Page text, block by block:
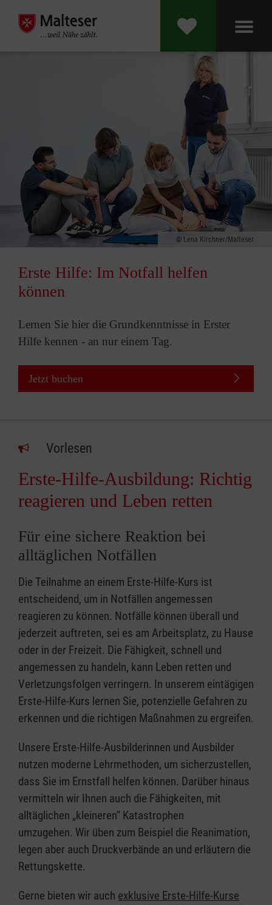
Lena Kirchner/Malteser
Erste Hilfe: Im Notfall helfen
können
Lernen Sie hier die Grundkenntnisse in Erster
Hilfe kennen - an nur einem Tag.
Jetzt buchen
Vorlesen
Erste-Hilfe-Ausbildung: Richtig
reagieren und Leben retten
Für eine sichere Reaktion bei
alltäglichen Notfällen
Die Teilnahme an einem Erste-Hilfe-Kurs ist
entscheidend, um in Notfällen angemessen
reagieren zu können. Notfälle können überall und
jederzeit auftreten, sei es am Arbeitsplatz, zu Hause
oder in der Freizeit. Die Fähigkeit, schnell und
angemessen zu handeln, kann Leben retten und
Verletzungsfolgen verringern. In unserem eintägigen
Erste-Hilfe-Kurs lernen Sie, potenzielle Gefahren zu
erkennen und die richtigen Maßnahmen zu ergreifen.
Unsere Erste-Hilfe-Ausbilderinnen und Ausbilder
nutzen moderne Lehrmethoden, um sicherzustellen,
dass Sie im Ernstfall helfen können. Darüber hinaus
vermitteln wir Ihnen auch die Fähigkeiten, mit
alltäglichen „kleineren” Katastrophen
umzugehen. Wir üben zum Beispiel die Reanimation,
legen aber auch Druckverbände an und erläutern die
Rettungskette.
Gerne bieten wir auch exklusive Erste-Hilfe-Kurse